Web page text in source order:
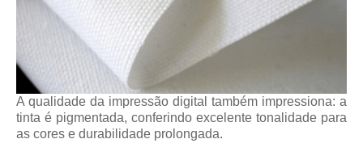
A qualidade da impressão digital também impressiona: a
tinta é pigmentada, conferindo excelente tonalidade para
as cores e durabilidade prolongada.